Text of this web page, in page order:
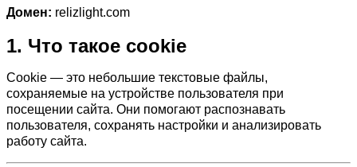
Домен: relizlight.com
1. Что такое cookie
Cookie — это небольшие текстовые файлы,
сохраняемые на устройстве пользователя при
посещении сайта. Они помогают распознавать
пользователя, сохранять настройки и анализировать
работу сайта.